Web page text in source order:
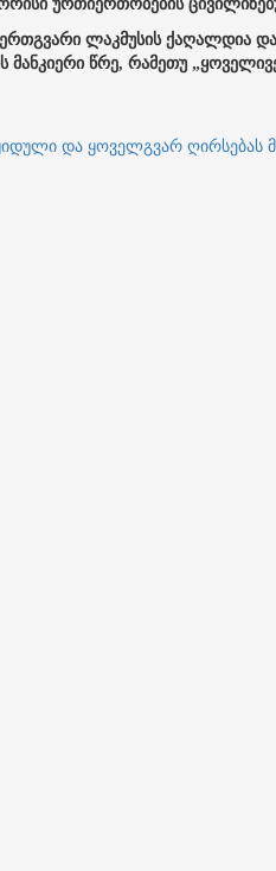
ურთიერთობების
ლაკმუსის ქაღალდია
წრე, რამეთუ
და ყოველგვარ ღირსებას